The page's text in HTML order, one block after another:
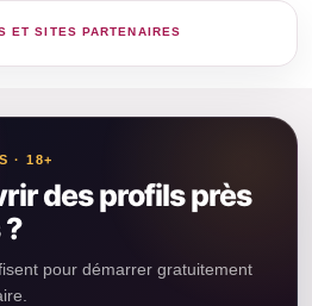
· 18+
des profils près
pour démarrer gratuitement